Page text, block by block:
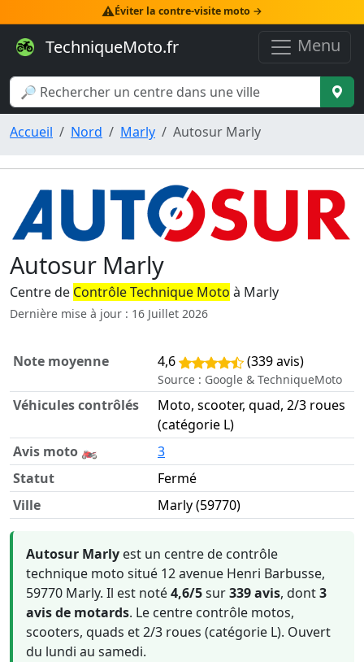
⚠️Éviter la contre-visite moto →
TechniqueMoto.fr Menu
Accueil Nord Marly Autosur Marly
Autosur Marly
Centre de Contrôle Technique Moto à Marly
Dernière mise à jour : 16 Juillet 2026
Informations clés sur Autosur Marly
Note moyenne 4,6 (339 avis)
Source : Google & TechniqueMoto
Véhicules contrôlés
Moto, scooter, quad, 2/3 roues
(catégorie L)
Avis moto 🏍️
3
Statut
Fermé
Ville
Marly (59770)
Autosur Marly est un centre de contrôle
technique moto situé 12 avenue Henri Barbusse,
59770 Marly. Il est noté4,6/5sur339 avis, dont3
avis de motards. Le centre contrôle motos,
scooters, quads et 2/3 roues (catégorie L). Ouvert
du lundi au samedi.